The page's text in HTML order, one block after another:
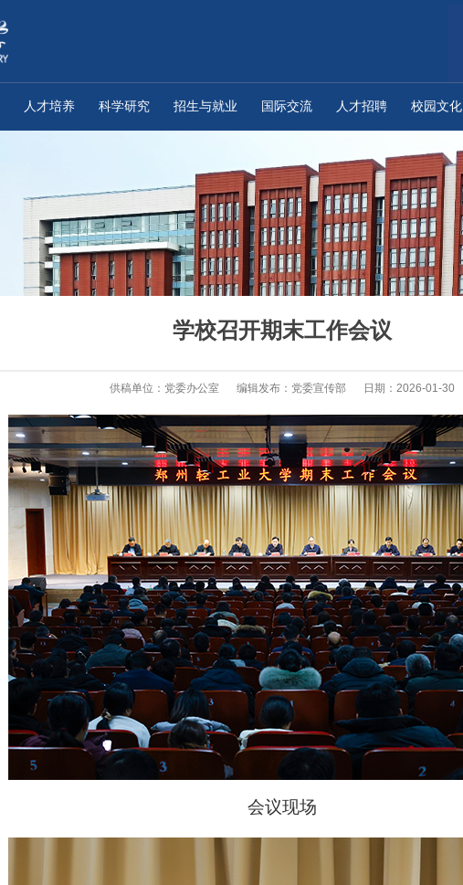
人才培养 科学研究 招生与就业 国际交流 人才招聘 校园文化
学校召开期末工作会议
供稿单位：党委办公室 编辑发布：党委宣传部 日期：2026-01-30
会议现场